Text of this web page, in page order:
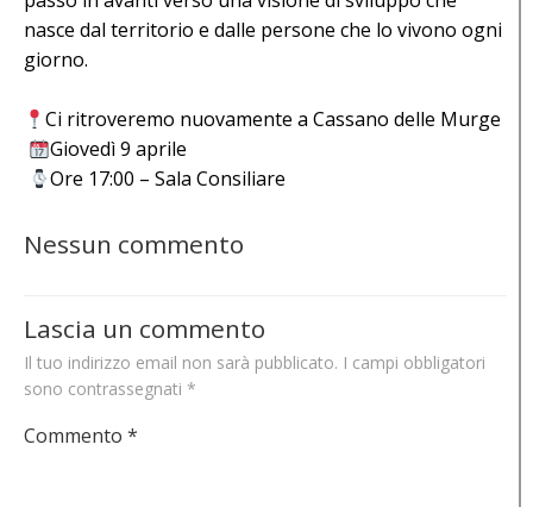
nasce dal territorio e dalle persone che lo vivono ogni
giorno.
Ci ritroveremo nuovamente a Cassano delle Murge
Giovedì 9 aprile
Ore 17:00 – Sala Consiliare
Nessun commento
Lascia un commento
Il tuo indirizzo email non sarà pubblicato. I campi obbligatori
sono contrassegnati *
Commento *